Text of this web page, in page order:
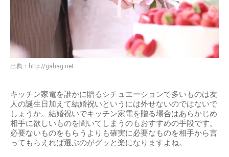
出典： http://gahag.net
キッチン家電を誰かに贈るシチュエーションで多いものは友
人の誕生日加えて結婚祝いというには外せないのではないで
しょうか。結婚祝いでキッチン家電を贈る場合はあらかじめ
相手に欲しいものを聞いてしまうのもおすすめの手段です。
必要ないものをもらうよりも確実に必要なものを相手から言
ってもらえれば選ぶのがグッと楽になりますよね。